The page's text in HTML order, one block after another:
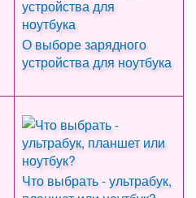
О выборе зарядного
устройства для ноутбука
Что выбрать - ультрабук,